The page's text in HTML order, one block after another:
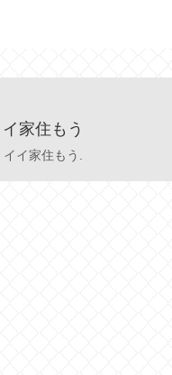
家住もう
イ家住もう.